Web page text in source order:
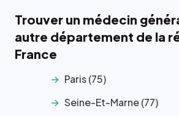
Trouver un médecin
autre département de la
France
Paris (75)
Seine-Et-Marne (77)